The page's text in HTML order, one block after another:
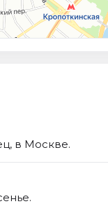
в Москве.